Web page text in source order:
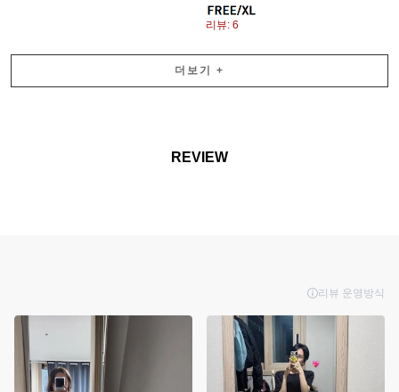
리뷰: 6
더보기 +
REVIEW